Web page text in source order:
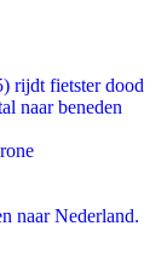
rijdt fietster dood
naar beneden
naar Nederland.